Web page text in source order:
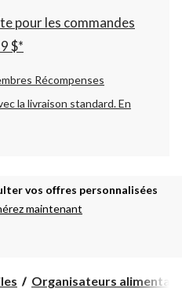
changer
pour les commandes
$*
Récompenses
la livraison standard.En
vos offres personnalisées
maintenant
Organisateurs